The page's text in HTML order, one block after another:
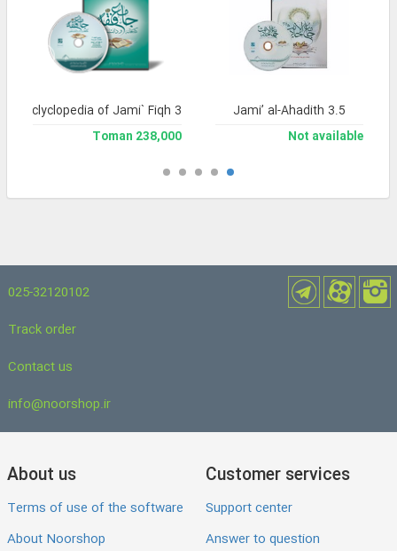
Jami’ al-Ahadith 3.5
Not available
Enclyclopedia of Jami` Fiqh 3
238,000 Toman
025-32120102
Track order
Contact us
info@noorshop.ir
About us
Terms of use of the software
About Noorshop
Customer services
Support center
Answer to question